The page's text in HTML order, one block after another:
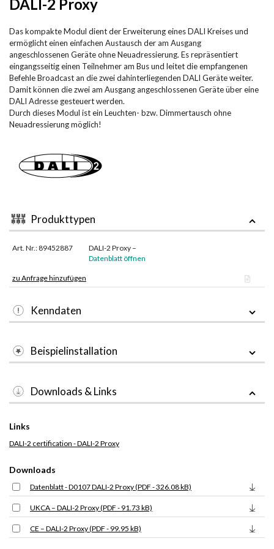
DALI-2 Proxy
Das kompakte Modul dient der Erweiterung eines DALI Kreises und
ermöglicht einen einfachen Austausch der am Ausgang
angeschlossenen Geräte ohne Neuadressierung. Es repräsentiert
eingangsseitig einen Teilnehmer am Bus und leitet die empfangenen
Befehle Broadcast an die zwei dahinterliegenden DALI Geräte weiter.
Damit können die zwei am Ausgang angeschlossenen Geräte über eine
DALI Adresse gesteuert werden.
Durch dieses Modul ist ein Leuchten- bzw. Dimmertausch ohne
Neuadressierung möglich!
Produkttypen
Art. Nr.: 89452887
DALI-2 Proxy –
Datenblatt öffnen
zu Anfrage hinzufügen
Kenndaten
Beispielinstallation
Downloads & Links
Links
DALI-2 certification - DALI-2 Proxy
Downloads
Datenblatt - D0107 DALI-2 Proxy (PDF - 326.08 kB)
UKCA – DALI-2 Proxy (PDF - 91.73 kB)
CE – DALI-2 Proxy (PDF - 99.95 kB)